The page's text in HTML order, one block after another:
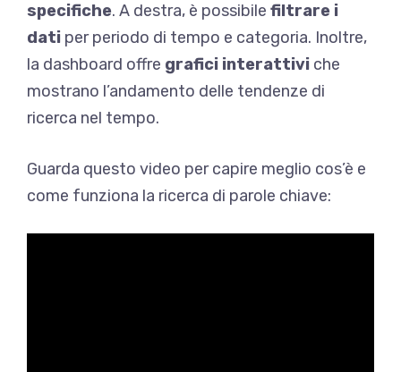
specifiche. A destra, è possibile filtrare i
dati per periodo di tempo e categoria. Inoltre,
la dashboard offre grafici interattivi che
mostrano l’andamento delle tendenze di
ricerca nel tempo.
Guarda questo video per capire meglio cos’è e
come funziona la ricerca di parole chiave: